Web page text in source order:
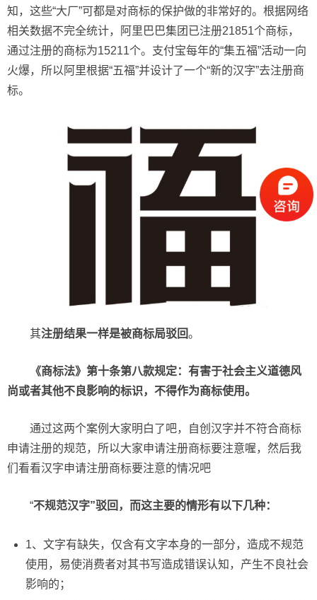
知，这些“大厂”可都是对商标的保护做的非常好的。根据网络
相关数据不完全统计，阿里巴巴集团已注册21851个商标，
通过注册的商标为15211个。支付宝每年的“集五福”活动一向
火爆，所以阿里根据“五福”并设计了一个“新的汉字”去注册商
标。
其注册结果一样是被商标局驳回。
《商标法》第十条第八款规定：有害于社会主义道德风
尚或者其他不良影响的标识，不得作为商标使用。
通过这两个案例大家明白了吧，自创汉字并不符合商标
申请注册的规范，所以大家申请注册商标要注意喔，然后我
们看看汉字申请注册商标要注意的情况吧
“不规范汉字”驳回，而这主要的情形有以下几种：
1、文字有缺失，仅含有文字本身的一部分，造成不规范
使用，易使消费者对其书写造成错误认知，产生不良社会
影响的；